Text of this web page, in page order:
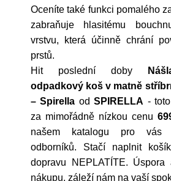
Oceníte také funkci pomalého
zabraňuje hlasitému
vrstvu, která účinně chrání
prstů.
Hit poslední doby
odpadkový koš v matně
– Spirella odSPIRELLA -
za mimořádně nízkou cenu
našem katalogu pro vás
odborníků. Stačí naplnit
dopravu NEPLATÍTE.
nákupu, záleží nám na vaší